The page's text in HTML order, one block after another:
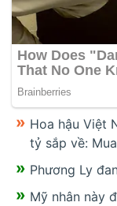
Hoa hậu Việt
tỷ sắp về:
Phương Ly
Mỹ nhân này